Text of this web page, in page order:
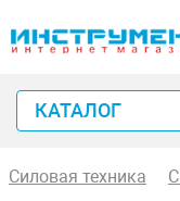
КАТАЛОГ
Силовая техника